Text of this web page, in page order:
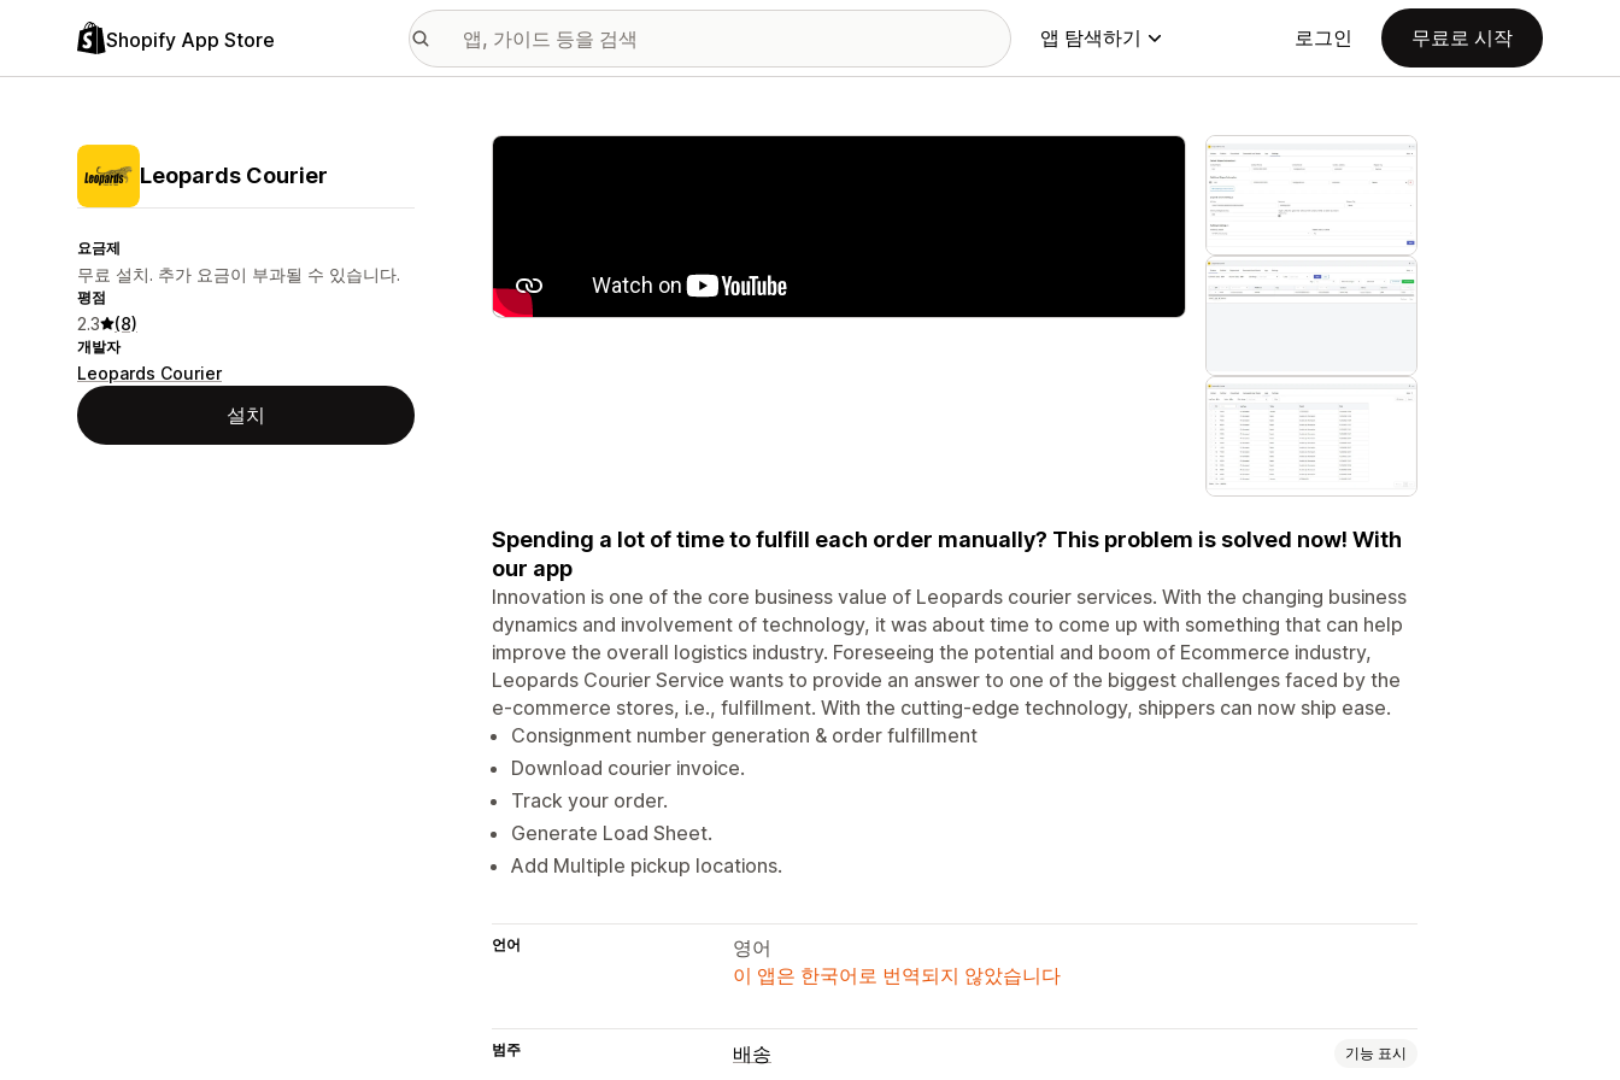
Shopify App Store 앱 탐색하기 로그인 무료로 시작
Leopards Courier
요금제
무료 설치. 추가 요금이 부과될 수 있습니다.
평점
2.3 (8)
개발자
Leopards Courier
설치
추천 이미지 갤러리
Spending a lot of time to fulfill each order manually? This problem is solved now! With
our app
Innovation is one of the core business value of Leopards courier services. With the changing business
dynamics and involvement of technology, it was about time to come up with something that can help
improve the overall logistics industry. Foreseeing the potential and boom of Ecommerce industry,
Leopards Courier Service wants to provide an answer to one of the biggest challenges faced by the
e-commerce stores, i.e., fulfillment. With the cutting-edge technology, shippers can now ship ease.
Consignment number generation & order fulfillment
Download courier invoice.
Track your order.
Generate Load Sheet.
Add Multiple pickup locations.
언어
영어
이 앱은 한국어로 번역되지 않았습니다
범주 배송 기능 표시